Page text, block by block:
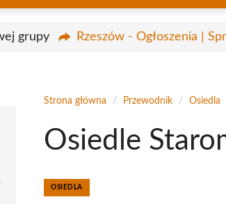
grupy Rzeszów - Ogłoszenia |
Strona główna / Przewodnik / Osiedla
Osiedle
OSIEDLA